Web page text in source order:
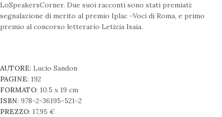
LoSpeakersCorner. Due suoi racconti sono stati premiati:
segnalazione di merito al premio Iplac -Voci di Roma, e primo
premio al concorso letterario Letizia Isaia.
AUTORE: Lucio Sandon
PAGINE: 192
FORMATO: 10.5 x 19 cm
ISBN: 978-2-36195-521-2
PREZZO: 17,95 €